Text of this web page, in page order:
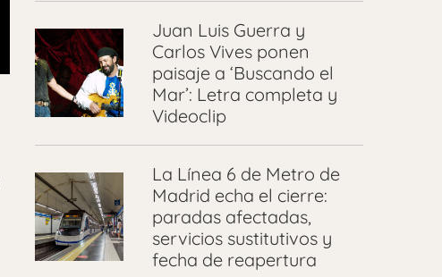
Juan Luis Guerra y
Carlos Vives ponen
paisaje a ‘Buscando el
Mar’: Letra completa y
Videoclip
La Línea 6 de Metro de
Madrid echa el cierre:
paradas afectadas,
servicios sustitutivos y
fecha de reapertura